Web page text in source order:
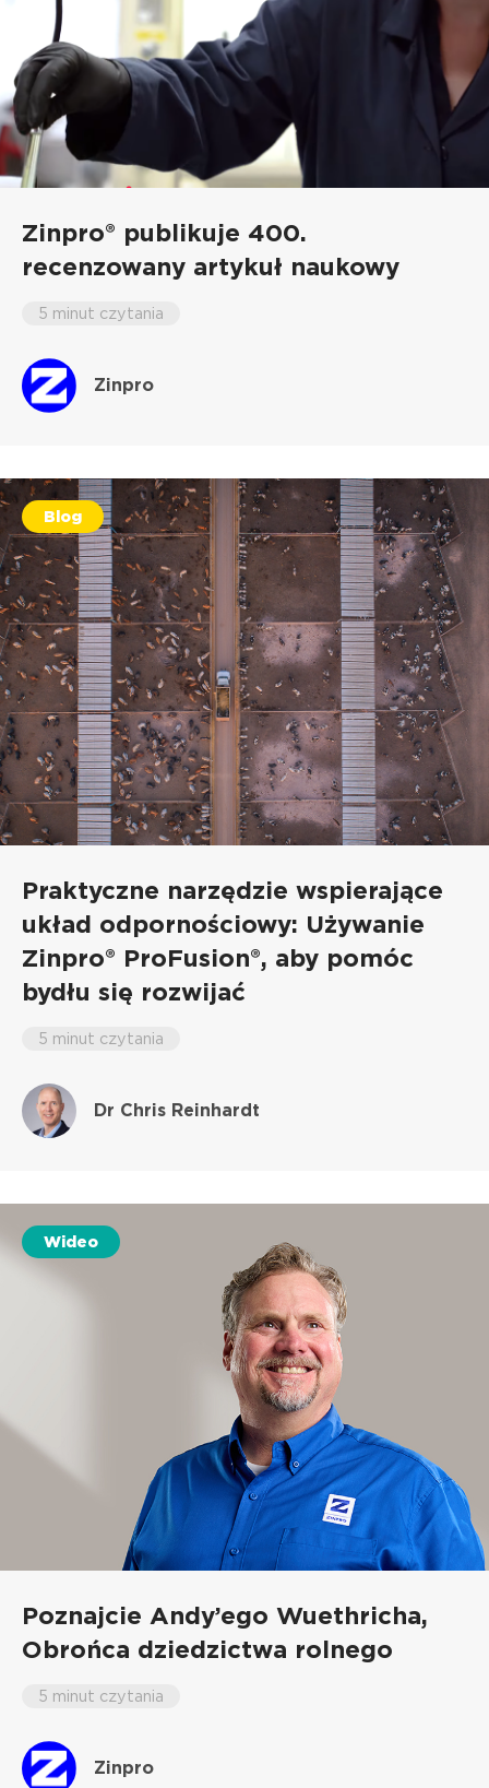
Zinpro® publikuje 400.
recenzowany artykuł naukowy
5 minut czytania
Zinpro
Blog
Praktyczne narzędzie wspierające
układ odpornościowy: Używanie
Zinpro® ProFusion®, aby pomóc
bydłu się rozwijać
5 minut czytania
Dr Chris Reinhardt
Wideo
Poznajcie Andy’ego Wuethricha,
Obrońca dziedzictwa rolnego
5 minut czytania
Zinpro